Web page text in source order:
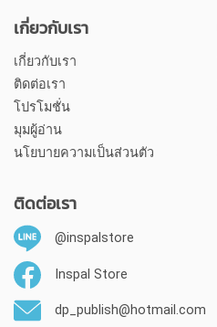
เกี่ยวกับเรา
เกี่ยวกับเรา
ติดต่อเรา
โปรโมชั่น
มุมผู้อ่าน
นโยบายความเป็นส่วนตัว
ติดต่อเรา
@inspalstore
Inspal Store
dp_publish@hotmail.com